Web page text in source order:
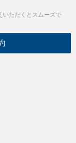
いただくとスムーズで